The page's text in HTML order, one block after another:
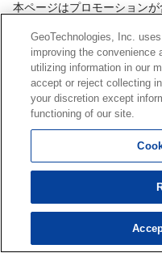
本ページはプロモーションが
GeoTechnologies, Inc.
improving the convenience
utilizing information in our
accept or reject collecting
your discretion except
functioning of our site.